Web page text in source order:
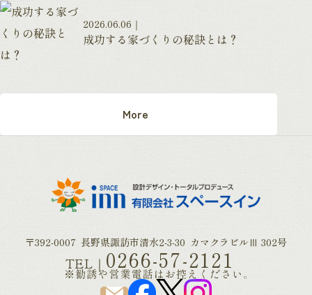
2026.06.06
成功する家づくりの秘訣とは？
More
〒392-0007 長野県諏訪市清水2-3-30 カマクラビルⅢ 302号
0266-57-2121